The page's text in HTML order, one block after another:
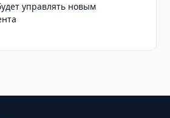
управлять новым